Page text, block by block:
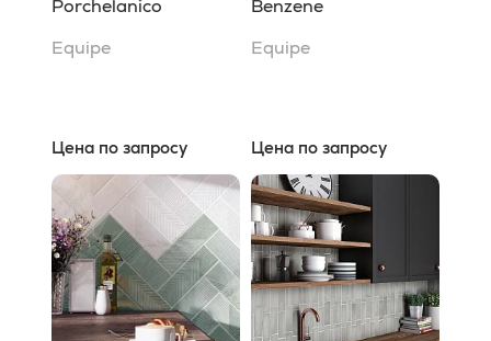
Porchelanico
Equipe
Цена по запросу
Benzene
Equipe
Цена по запросу